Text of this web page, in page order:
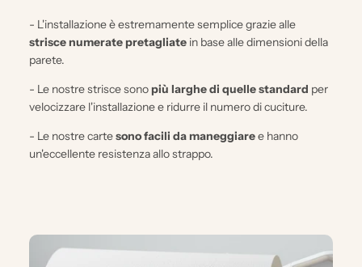
- L'installazione è estremamente semplice grazie alle
strisce numerate pretagliate in base alle dimensioni della
parete.
- Le nostre strisce sonopiù larghe di quelle standard per
velocizzare l'installazione e ridurre il numero di cuciture.
- Le nostre cartesono facili da maneggiaree hanno
un'eccellente resistenza allo strappo.